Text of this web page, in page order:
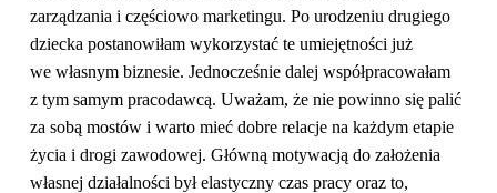
zarządzania i częściowo marketingu. Po urodzeniu drugiego
dziecka postanowiłam wykorzystać te umiejętności już
we własnym biznesie. Jednocześnie dalej współpracowałam
z tym samym pracodawcą. Uważam, że nie powinno się palić
za sobą mostów i warto mieć dobre relacje na każdym etapie
życia i drogi zawodowej. Główną motywacją do założenia
własnej działalności był elastyczny czas pracy oraz to,